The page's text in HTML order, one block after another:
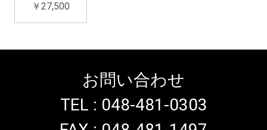
￥27,500
お問い合わせ
TEL : 048-481-0303